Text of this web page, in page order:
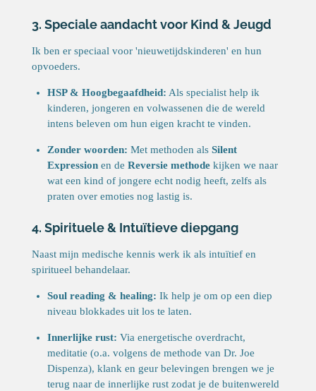
3. Speciale aandacht voor Kind & Jeugd
Ik ben er speciaal voor 'nieuwetijdskinderen' en hun
opvoeders.
HSP & Hoogbegaafdheid: Als specialist help ik
kinderen, jongeren en volwassenen die de wereld
intens beleven om hun eigen kracht te vinden.
Zonder woorden: Met methoden alsSilent
Expression en deReversie methode kijken we naar
wat een kind of jongere echt nodig heeft, zelfs als
praten over emoties nog lastig is.
4. Spirituele & Intuïtieve diepgang
Naast mijn medische kennis werk ik als intuïtief en
spiritueel behandelaar.
Soul reading & healing: Ik help je om op een diep
niveau blokkades uit los te laten.
Innerlijke rust: Via energetische overdracht,
meditatie (o.a. volgens de methode van Dr. Joe
Dispenza), klank en geur belevingen brengen we je
terug naar de innerlijke rust zodat je de buitenwereld